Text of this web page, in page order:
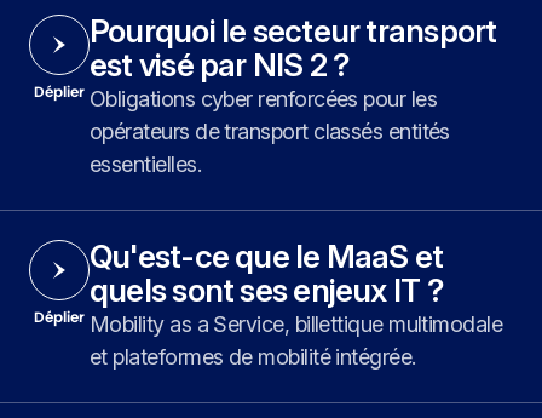
Déplier
Pourquoi le secteur transport
est visé par NIS 2 ?
Obligations cyber renforcées pour les
opérateurs de transport classés entités
essentielles.
Déplier
Qu'est-ce que le MaaS et
quels sont ses enjeux IT ?
Mobility as a Service, billettique multimodale
et plateformes de mobilité intégrée.